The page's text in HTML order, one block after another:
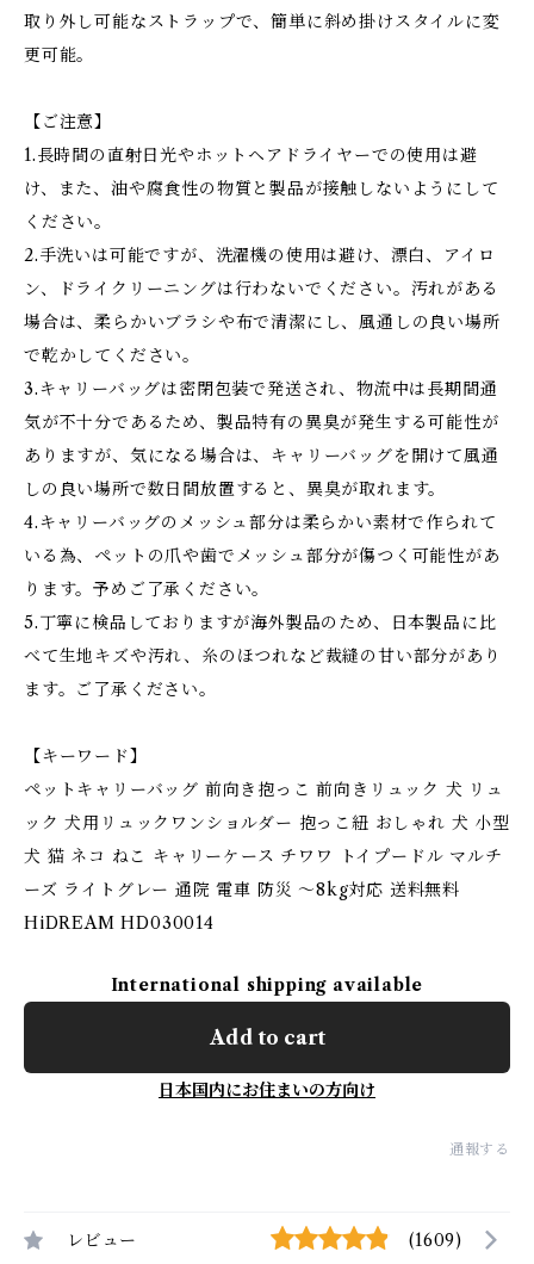
取り外し可能なストラップで、簡単に斜め掛けスタイルに変
更可能。
【ご注意】
1.長時間の直射日光やホットヘアドライヤーでの使用は避
け、また、油や腐食性の物質と製品が接触しないようにして
ください。
2.手洗いは可能ですが、洗濯機の使用は避け、漂白、アイロ
ン、ドライクリーニングは行わないでください。汚れがある
場合は、柔らかいブラシや布で清潔にし、風通しの良い場所
で乾かしてください。
3.キャリーバッグは密閉包装で発送され、物流中は長期間通
気が不十分であるため、製品特有の異臭が発生する可能性が
ありますが、気になる場合は、キャリーバッグを開けて風通
しの良い場所で数日間放置すると、異臭が取れます。
4.キャリーバッグのメッシュ部分は柔らかい素材で作られて
いる為、ペットの爪や歯でメッシュ部分が傷つく可能性があ
ります。予めご了承ください。
5.丁寧に検品しておりますが海外製品のため、日本製品に比
べて生地キズや汚れ、糸のほつれなど裁縫の甘い部分があり
ます。ご了承ください。
【キーワード】
ペットキャリーバッグ 前向き抱っこ 前向きリュック 犬 リュ
ック 犬用リュックワンショルダー 抱っこ紐 おしゃれ 犬 小型
犬 猫 ネコ ねこ キャリーケース チワワ トイプードル マルチ
ーズ ライトグレー 通院 電車 防災 ～8kg対応 送料無料
HiDREAM HD030014
International shipping available
Add to cart
日本国内にお住まいの方向け
通報する
レビュー (1609)